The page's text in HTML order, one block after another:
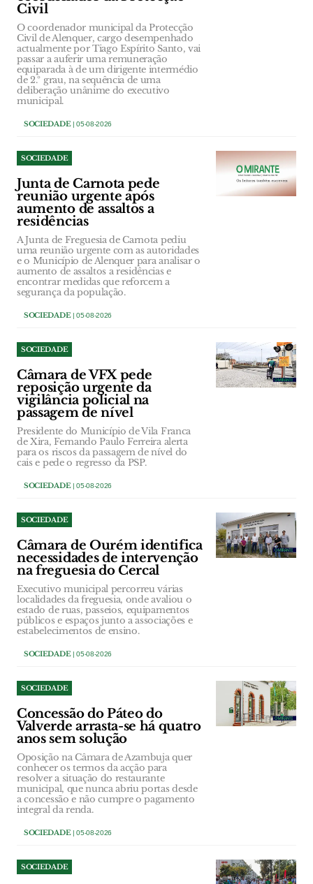
Civil
O coordenador municipal da Protecção
Civil de Alenquer, cargo desempenhado
actualmente por Tiago Espírito Santo, vai
passar a auferir uma remuneração
equiparada à de um dirigente intermédio
de 2.º grau, na sequência de uma
deliberação unânime do executivo
municipal.
SOCIEDADE| 05-08-2026
SOCIEDADE
Junta de Carnota pede
reunião urgente após
aumento de assaltos a
residências
A Junta de Freguesia de Carnota pediu
uma reunião urgente com as autoridades
e o Município de Alenquer para analisar o
aumento de assaltos a residências e
encontrar medidas que reforcem a
segurança da população.
SOCIEDADE| 05-08-2026
SOCIEDADE
Câmara de VFX pede
reposição urgente da
vigilância policial na
passagem de nível
Presidente do Município de Vila Franca
de Xira, Fernando Paulo Ferreira alerta
para os riscos da passagem de nível do
cais e pede o regresso da PSP.
SOCIEDADE| 05-08-2026
SOCIEDADE
Câmara de Ourém identifica
necessidades de intervenção
na freguesia do Cercal
Executivo municipal percorreu várias
localidades da freguesia, onde avaliou o
estado de ruas, passeios, equipamentos
públicos e espaços junto a associações e
estabelecimentos de ensino.
SOCIEDADE| 05-08-2026
SOCIEDADE
Concessão do Páteo do
Valverde arrasta-se há quatro
anos sem solução
Oposição na Câmara de Azambuja quer
conhecer os termos da acção para
resolver a situação do restaurante
municipal, que nunca abriu portas desde
a concessão e não cumpre o pagamento
integral da renda.
SOCIEDADE| 05-08-2026
SOCIEDADE